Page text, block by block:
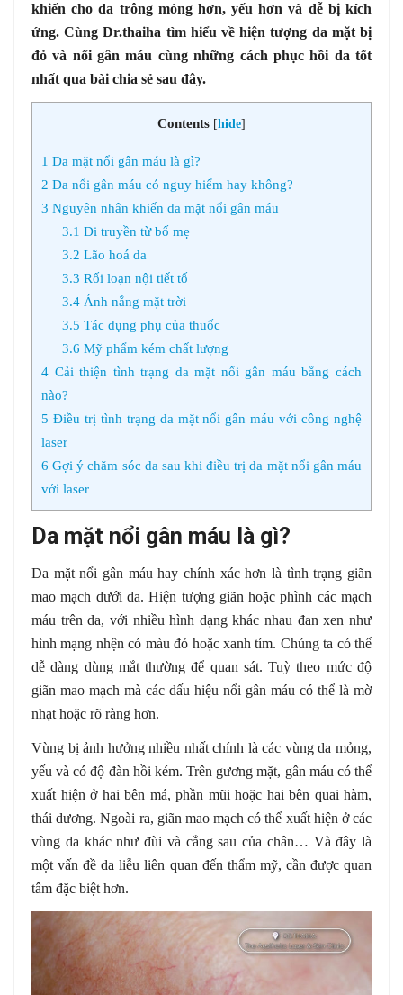
khiến cho da trông mỏng hơn, yếu hơn và dễ bị kích
ứng. Cùng Dr.thaiha tìm hiểu về hiện tượng da mặt bị
đỏ và nổi gân máu cùng những cách phục hồi da tốt
nhất qua bài chia sẻ sau đây.
Contents [hide]
1 Da mặt nổi gân máu là gì?
2 Da nổi gân máu có nguy hiểm hay không?
3 Nguyên nhân khiến da mặt nổi gân máu
3.1 Di truyền từ bố mẹ
3.2 Lão hoá da
3.3 Rối loạn nội tiết tố
3.4Ánh nắng mặt trời
3.5 Tác dụng phụ của thuốc
3.6 Mỹ phẩm kém chất lượng
4 Cải thiện tình trạng da mặt nổi gân máu bằng cách
nào?
5 Điều trị tình trạng da mặt nổi gân máu với công nghệ
laser
6 Gợi ý chăm sóc da sau khi điều trị da mặt nổi gân máu
với laser
Da mặt nổi gân máu là gì?
Da mặt nổi gân máu hay chính xác hơn là tình trạng giãn
mao mạch dưới da. Hiện tượng giãn hoặc phình các mạch
máu trên da, với nhiều hình dạng khác nhau đan xen như
hình mạng nhện có màu đỏ hoặc xanh tím. Chúng ta có thể
dễ dàng dùng mắt thường để quan sát. Tuỳ theo mức độ
giãn mao mạch mà các dấu hiệu nổi gân máu có thể là mờ
nhạt hoặc rõ ràng hơn.
Vùng bị ảnh hưởng nhiều nhất chính là các vùng da mỏng,
yếu và có độ đàn hồi kém. Trên gương mặt, gân máu có thể
xuất hiện ở hai bên má, phần mũi hoặc hai bên quai hàm,
thái dương. Ngoài ra, giãn mao mạch có thể xuất hiện ở các
vùng da khác như đùi và cẳng sau của chân… Và đây là
một vấn đề da liễu liên quan đến thẩm mỹ, cần được quan
tâm đặc biệt hơn.